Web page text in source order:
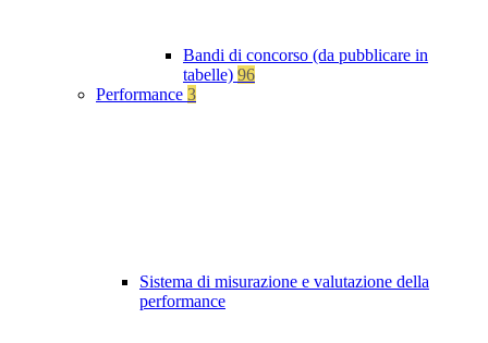
Bandi di concorso (da pubblicare in
tabelle) 96
Performance 3
Sistema di misurazione e valutazione della
performance